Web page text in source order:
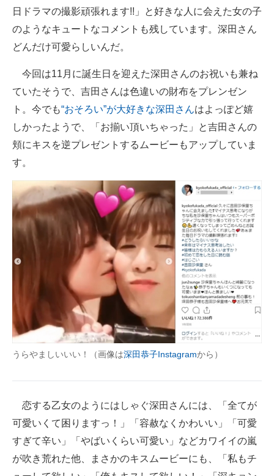
建設×テクノロジーの最前線
ちょっと気になるネットの話題
日ドラマの撮影頑張れます!!」と好きな人に会えた女の子
のようなキュートなコメントも残しています。深田さん
どんだけ可愛らしいんだ。
今回は11月に誕生日を迎えた深田さんのお祝いも兼ね
ていたそうで、吉田さんは色違いの財布をプレンゼン
ト。今でも“おそろい”が大好きな深田さんはよっぽど嬉
しかったようで、「お揃い頂いちゃった」と吉田さんの
頬にキスを逆プレゼントするムービーもアップしていま
す。
うらやましいいい！（画像は深田恭子Instagramから）
恋する乙女のようにはしゃぐ深田さんには、「全てが
可愛いくて困りますっ！」「容赦なくかわいい」「可愛
すぎて辛い」「やばいくらい可愛い」などカワイイの嵐
が吹き荒れた他、まさかのキスムービーにも、「私もチ